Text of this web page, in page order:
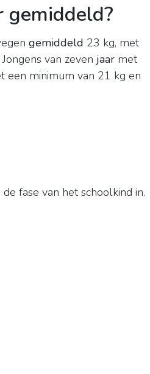
gemiddeld?
gemiddeld 23 kg, met
van zeven jaar met
een minimum van 21 kg en
fase van het schoolkind in.